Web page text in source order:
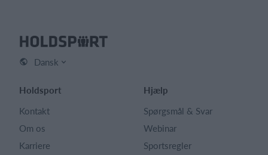
Dansk
Holdsport
Kontakt
Om os
Karriere
Hjælp
Spørgsmål & Svar
Webinar
Sportsregler